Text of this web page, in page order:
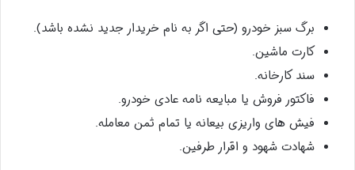
برگ سبز خودرو (حتی اگر به نام خریدار جدید نشده باشد).
کارت ماشین.
سند کارخانه.
فاکتور فروش یا مبایعه نامه عادی خودرو.
فیش های واریزی بیعانه یا تمام ثمن معامله.
شهادت شهود و اقرار طرفین.